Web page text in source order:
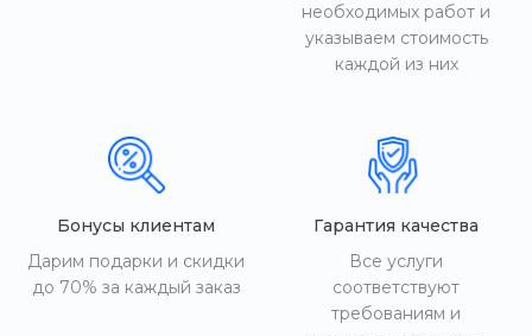
необходимых работ и
указываем стоимость
каждой из них
Бонусы клиентам
Дарим подарки и скидки
до 70% за каждый заказ
Гарантия качества
Все услуги
соответствуют
требованиям и